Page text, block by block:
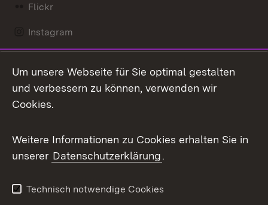
Flickr
Instagram
Mastodon
Messenger
Social Wall
X / Twitter
Youtube
Um unsere Webseite für Sie optimal gestalten
und verbessern zu können, verwenden wir
Cookies.
Weitere Informationen zu Cookies erhalten Sie in
unserer Datenschutzerklärung.
Technisch notwendige Cookies